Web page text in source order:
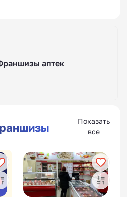
аптек
Показать
все